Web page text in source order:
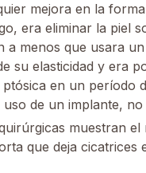
mejora en la
era eliminar la piel
a menos que usara
su elasticidad y era
en un período
de un implante,
muestran
que deja cicatrices